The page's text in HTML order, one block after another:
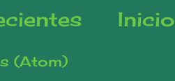
Inicio
(Atom)